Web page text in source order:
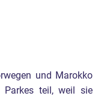
und Marokko
Parkes teil, weil sie